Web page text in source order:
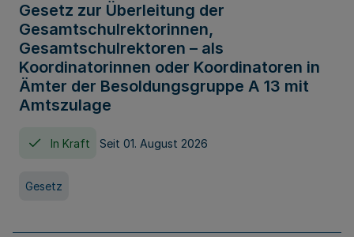
Gesetz zur Überleitung der
Gesamtschulrektorinnen,
Gesamtschulrektoren – als
Koordinatorinnen oder Koordinatoren in
Ämter der Besoldungsgruppe A 13 mit
Amtszulage
In Kraft Seit 01. August 2026
Gesetz